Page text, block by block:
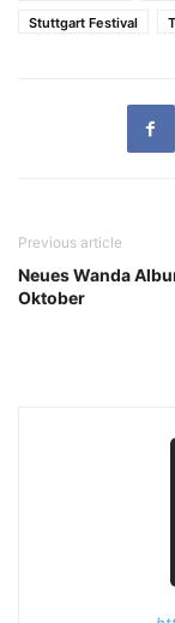
Stuttgart Festival
Previous article
Neues Wanda
Oktober